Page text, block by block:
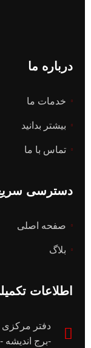
درباره ما
خدمات ما
بیشتر بدانید
تماس با ما
دسترسی
صفحه اصلی
بلاگ
اطلاعات
دفتر مرکزی
-برج اندیشه -